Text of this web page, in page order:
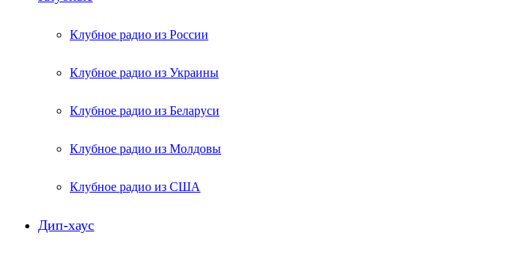
Клубное радио из России
Клубное радио из Украины
Клубное радио из Беларуси
Клубное радио из Молдовы
Клубное радио из США
Дип-хаус